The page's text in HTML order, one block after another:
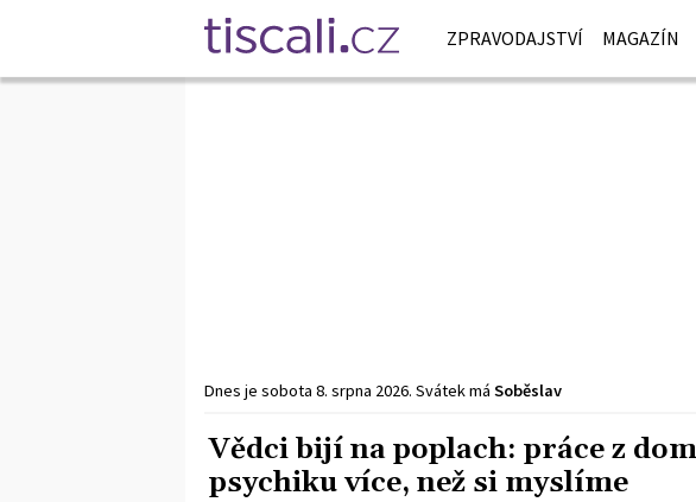
ZPRAVODAJSTVÍ MAGAZÍN
Dnes je sobota 8. srpna 2026. Svátek má Soběslav
Vědci bijí na poplach: práce z
psychiku více, než si myslíme